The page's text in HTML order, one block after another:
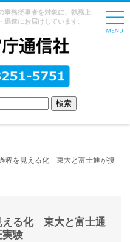
事務従事者を対象に、執務上
速にお届けしています。
程を見える化 東大と富士通が授
える化 東大と富士通
実験